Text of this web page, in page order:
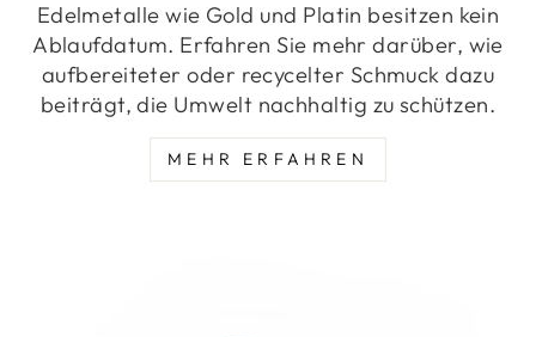
Edelmetalle wie Gold und Platin besitzen kein
Ablaufdatum. Erfahren Sie mehr darüber, wie
aufbereiteter oder recycelter Schmuck dazu
beiträgt, die Umwelt nachhaltig zu schützen.
MEHR ERFAHREN